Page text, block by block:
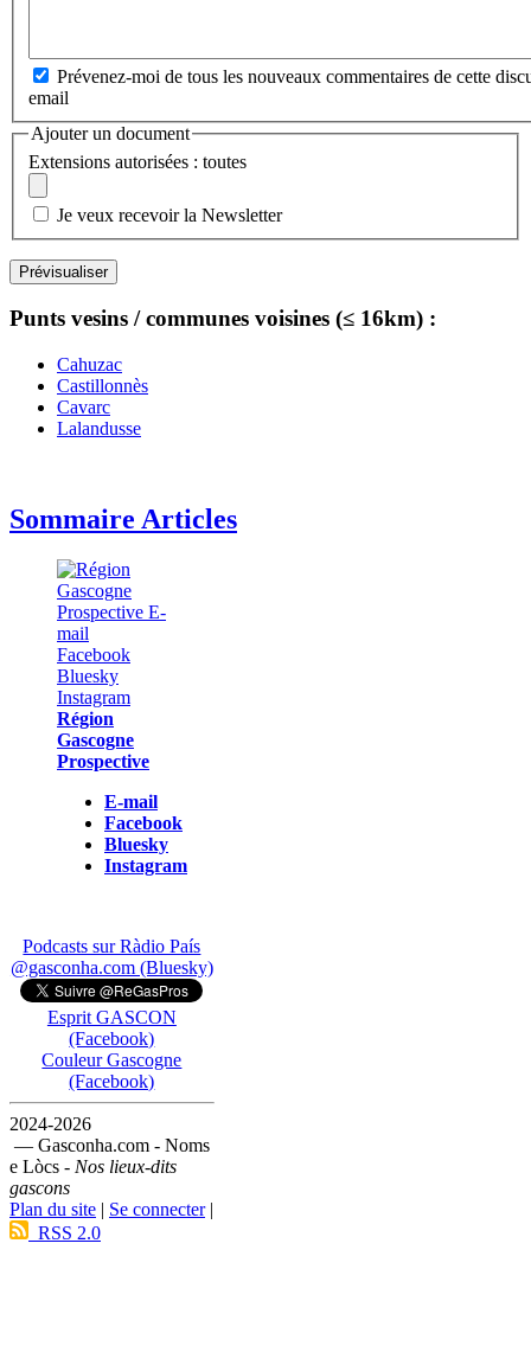
Prévenez-moi de tous les nouveaux commentaires de cette
email
Ajouter un document
Extensions autorisées : toutes
Je veux recevoir la Newsletter
Punts vesins / communes voisines (≤ 16km) :
Cahuzac
Castillonnès
Cavarc
Lalandusse
Sommaire Articles
Région
Gascogne
Prospective
E-mail
Facebook
Bluesky
Instagram
Podcasts sur Ràdio País
@gasconha.com (Bluesky)
Esprit GASCON
(Facebook)
Couleur Gascogne
(Facebook)
2024-2026
— Gasconha.com - Noms
e Lòcs - Nos lieux-dits
gascons
Plan du site | Se connecter|
RSS 2.0